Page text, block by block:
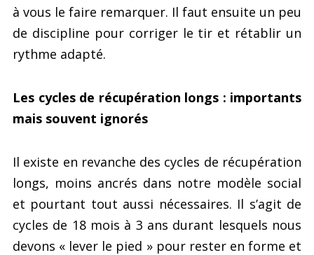
à vous le faire remarquer. Il faut ensuite un peu
de discipline pour corriger le tir et rétablir un
rythme adapté.
Les cycles de récupération longs : importants
mais souvent ignorés
Il existe en revanche des cycles de récupération
longs, moins ancrés dans notre modèle social
et pourtant tout aussi nécessaires. Il s’agit de
cycles de 18 mois à 3 ans durant lesquels nous
devons « lever le pied » pour rester en forme et